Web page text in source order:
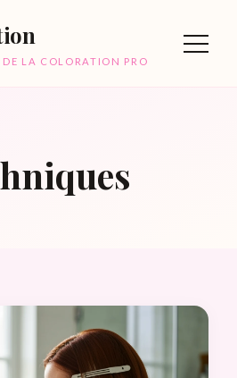
LA COLORATION PRO